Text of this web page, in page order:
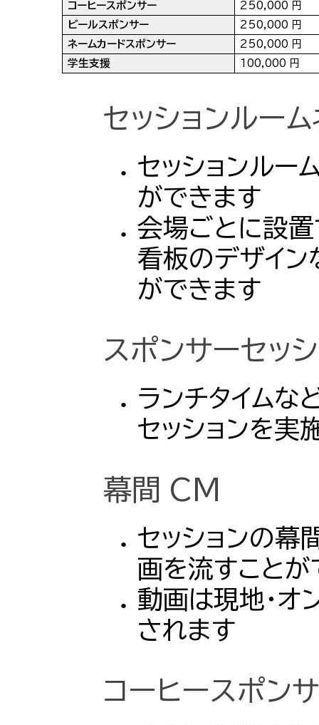
コーヒースポンサー
250,000 円
ビールスポンサー
250,000 円
ネームカードスポンサー
250,000 円
学生支援
100,000 円
セッションルー
セッションルー
ができます
会場ごとに設置
看板のデザイン
ができます
スポンサーセッ
ランチタイムな
セッションを実
幕間 CM
セッションの
画を流すことが
動画は現地・オ
されます
コーヒースポン